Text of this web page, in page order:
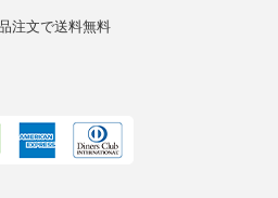
注文で送料無料